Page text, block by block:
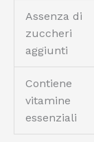
Assenza di
zuccheri
aggiunti
Contiene
vitamine
essenziali